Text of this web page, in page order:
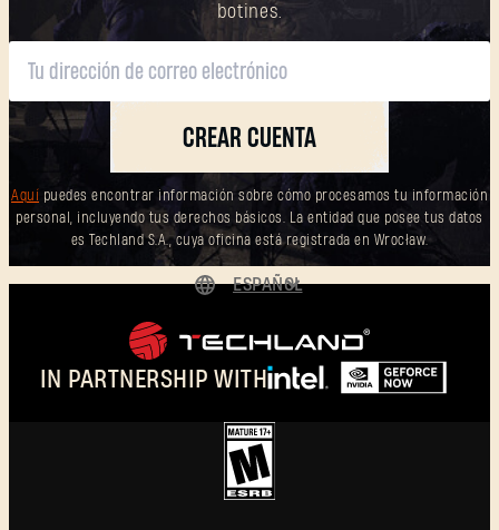
botines.
CREAR CUENTA
Aquí puedes encontrar información sobre cómo procesamos tu información
personal, incluyendo tus derechos básicos. La entidad que posee tus datos
es Techland S.A., cuya oficina está registrada en Wrocław.
IN PARTNERSHIP WITH
ESPAÑOL
POLSKI
简体中文